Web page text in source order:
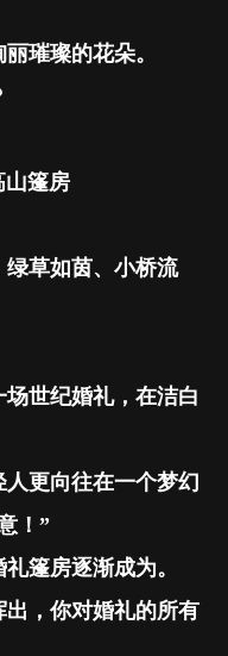
璀璨的花朵。
山篷房
草如茵、小桥流
世纪婚礼，在洁白
更向往在一个梦幻
！ ”
篷房逐渐成为。
，你对婚礼的所有